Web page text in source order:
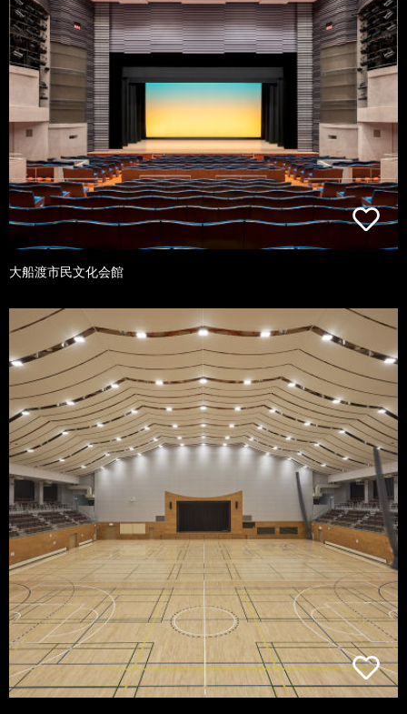
大船渡市民文化会館